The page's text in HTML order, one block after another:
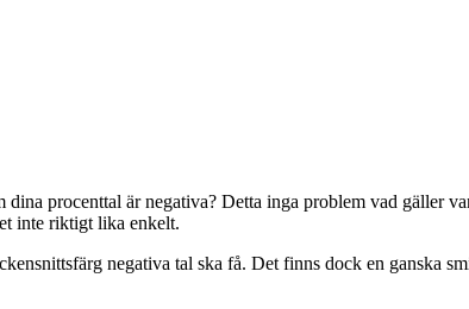
procenttal är negativa? Detta inga problem vad gäller
inte riktigt lika enkelt.
negativa tal ska få. Det finns dock en ganska